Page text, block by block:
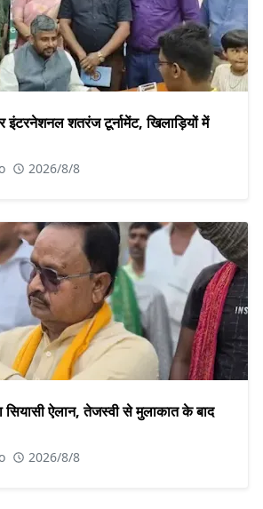
इंटरनेशनल शतरंज टूर्नामेंट, खिलाड़ियों में
2026/8/8
सियासी ऐलान, तेजस्वी से मुलाकात के बाद
2026/8/8